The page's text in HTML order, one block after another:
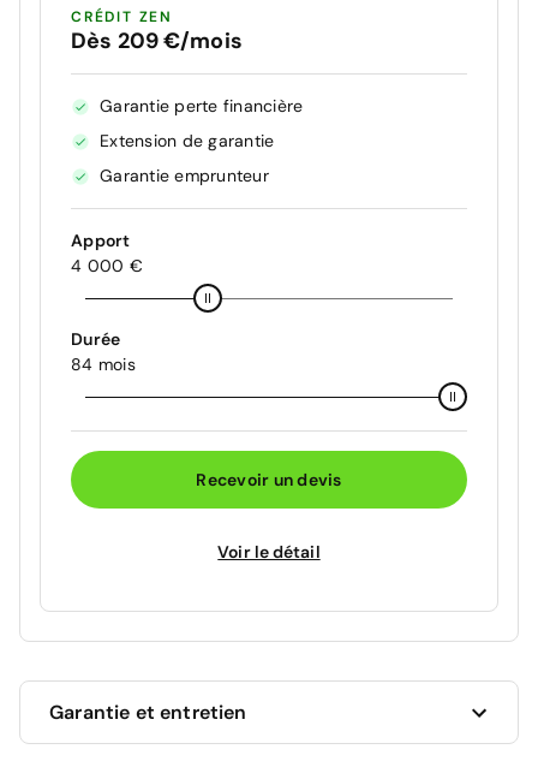
CRÉDIT ZEN
Dès 209 €/mois
Garantie perte financière
Extension de garantie
Garantie emprunteur
Apport
4 000 €
Durée
84 mois
Recevoir un devis
Voir le détail
Garantie et entretien